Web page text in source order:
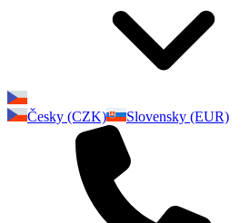
Česky (CZK)
Slovensky (EUR)